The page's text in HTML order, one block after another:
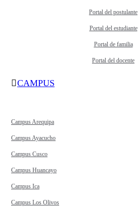
Portal del postulante
Portal del estudiante
Portal de familia
Portal del docente
CAMPUS
Campus Arequipa
Campus Ayacucho
Campus Cusco
Campus Huancayo
Campus Ica
Campus Los Olivos